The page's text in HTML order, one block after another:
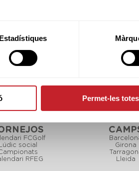
Estadístiques
Permet-les totes
finalitats:
per mitjans
FCGolf
Lúdic social
RFEG
Girona
Lleida